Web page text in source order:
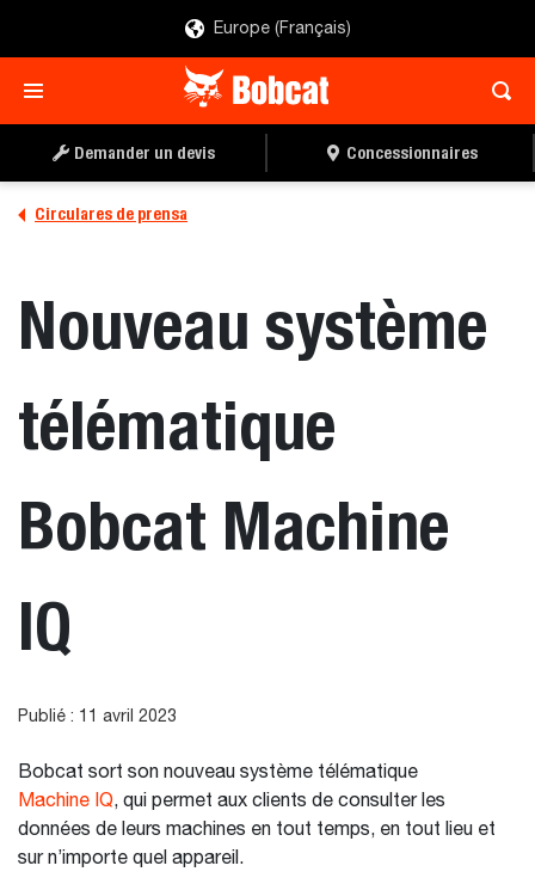
Europe (Français)
Demander un devis Concessionnaires
Circulares de prensa
Nouveau système
télématique
Bobcat Machine
IQ
Publié : 11 avril 2023
Bobcat sort son nouveau système télématique
Machine IQ, qui permet aux clients de consulter les
données de leurs machines en tout temps, en tout lieu et
sur n’importe quel appareil.